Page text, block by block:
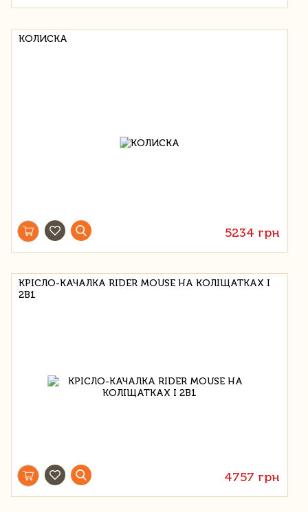
КОЛИСКА
5234 грн
КРІСЛО-КАЧАЛКА RIDER MOUSE НА КОЛІЩАТКАХ І
2В1
4757 грн